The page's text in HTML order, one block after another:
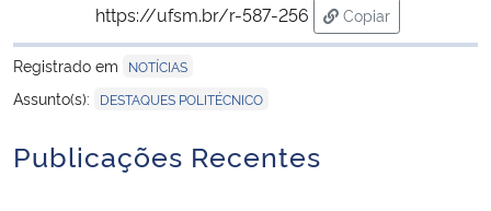
https://ufsm.br/r-587-256
Copiar
para área de
Registrado em
NOTÍCIAS
Assunto(s): DESTAQUES POLITÉCNICO
Publicações Recentes